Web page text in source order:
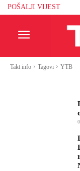
POŠALJI VIJEST
Takt info Tagovi YTB